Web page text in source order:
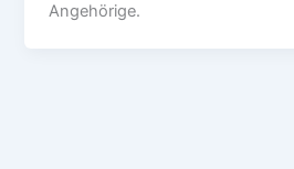
Angehörige.